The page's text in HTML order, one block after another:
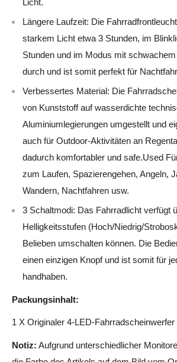
Licht.
Längere Laufzeit: Die
starkem Licht etwa 3 Stunden, im
Stunden und im Modus mit
durch und ist somit perfekt für
Verbessertes Material: Die
von Kunststoff auf wasserdichte
Aluminiumlegierungen umgestellt und
auch für Outdoor-Aktivitäten an
dadurch komfortabler und safe.Used
zum Laufen, Spazierengehen, Angeln,
Wandern, Nachtfahren usw.
3 Schaltmodi: Das Fahrradlicht verfügt
Helligkeitsstufen (Hoch/Niedrig/
Belieben umschalten können. Die
einen einzigen Knopf und ist somit für
handhaben.
Packungsinhalt:
1 X Originaler 4-LED-Fahrradscheinwerfer
Notiz: Aufgrund unterschiedlicher